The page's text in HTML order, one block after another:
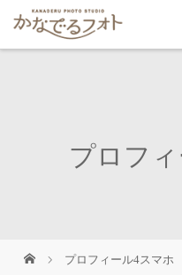
プロフ
プロフィール4スマホ